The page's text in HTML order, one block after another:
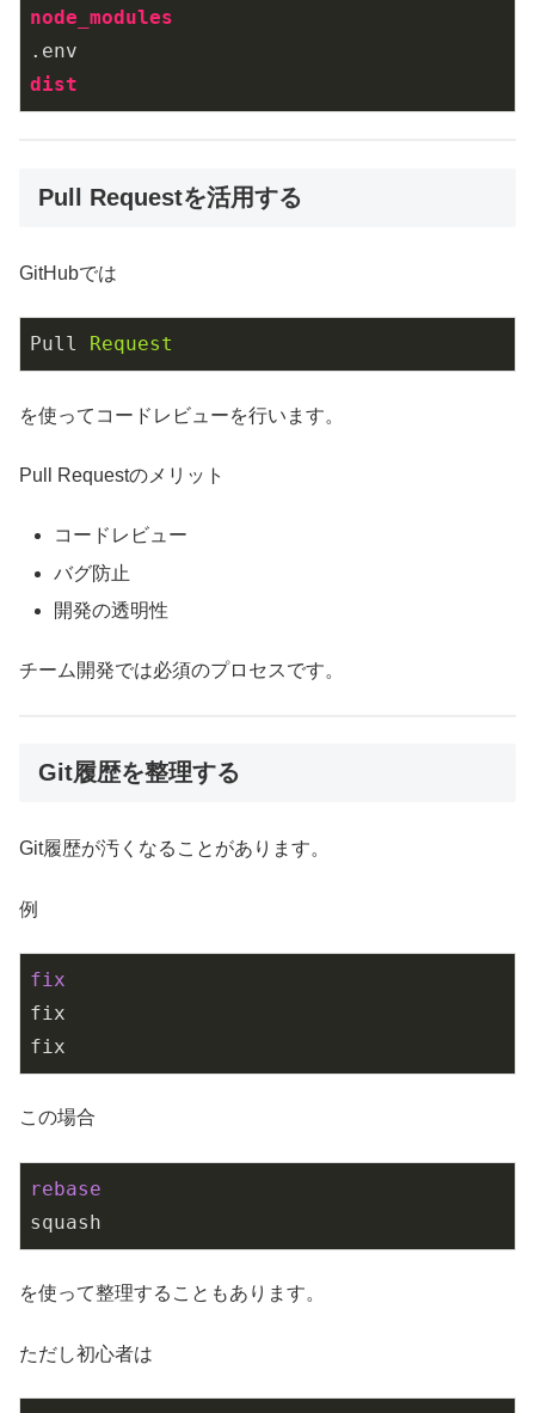
node_modules
.env
dist
Pull Requestを活用する
GitHubでは
Pull Request
を使ってコードレビューを行います。
Pull Requestのメリット
コードレビュー
バグ防止
開発の透明性
チーム開発では必須のプロセスです。
Git履歴を整理する
Git履歴が汚くなることがあります。
例
fix
fix
fix
この場合
rebase
squash
を使って整理することもあります。
ただし初心者は